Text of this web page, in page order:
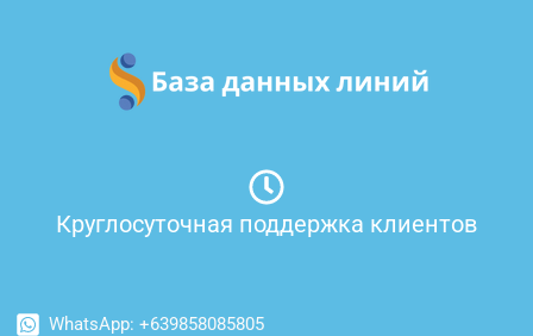
содержимому
Круглосуточная поддержка клиентов
WhatsApp: +639858085805